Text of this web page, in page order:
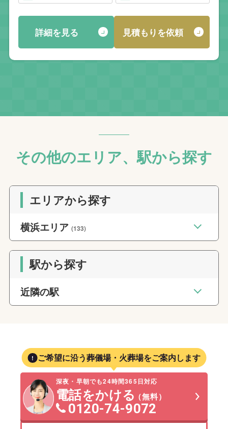
詳細を見る 見積もりを依頼
その他のエリア、駅から探す
エリアから探す
横浜エリア(133)
駅から探す
近隣の駅
ご希望に沿う葬儀場・火葬場をご案内します
深夜・早朝でも24時間365日対応
電話をかける（無料）
0120-74-9072